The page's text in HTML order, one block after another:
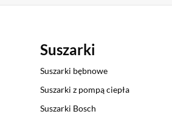
Suszarki
Suszarki bębnowe
Suszarki z pompą ciepła
Suszarki Bosch